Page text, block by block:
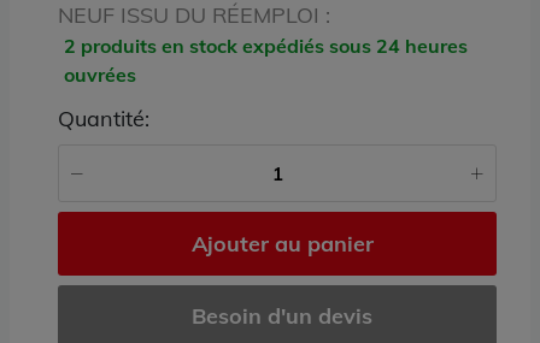
NEUF ISSU DU RÉEMPLOI :
2 produits en stock expédiés sous 24 heures
ouvrées
Quantité:
Ajouter au panier
Besoin d'un devis